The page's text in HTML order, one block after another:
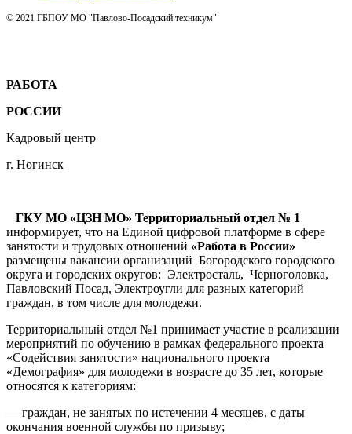
© 2021 ГБПОУ МО "Павлово-Посадский техникум"
РАБОТА
РОССИИ
Кадровый центр
г. Ногинск
ГКУ МО «ЦЗН МО» Территориальный отдел № 1
информирует, что на Единой цифровой платформе в сфере
занятости и трудовых отношений «Работа в России»
размещены вакансии организаций Богородского городского
округа и городских округов: Электросталь, Черноголовка,
Павловский Посад, Электроугли для разных категорий
граждан, в том числе для молодежи.
Территориальный отдел №1 принимает участие в реализации
мероприятий по обучению в рамках федерального проекта
«Содействия занятости» национального проекта
«Демография» для молодежи в возрасте до 35 лет, которые
относятся к категориям:
— граждан, не занятых по истечении 4 месяцев, с даты
окончания военной службы по призыву;